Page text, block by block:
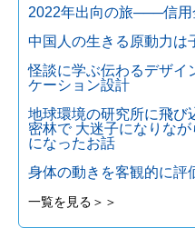
2022年出向の旅───信
中国人の生きる原動力は
怪談に学ぶ伝わるデザ
ケーション設計
地球環境の研究所に飛び
密林で 大迷子になりな
になったお話
身体の動きを客観的に評
一覧を見る＞＞